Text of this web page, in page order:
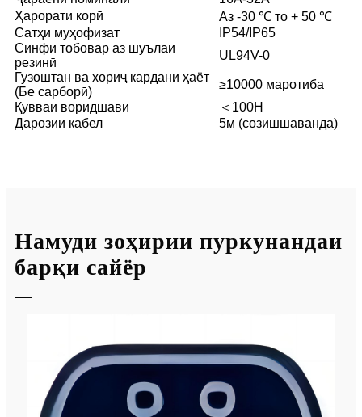
Ҳарорати корӣ
Аз -30 ℃ то + 50 ℃
Сатҳи муҳофизат
IP54/IP65
Синфи тобовар аз шӯълаи
резинӣ
UL94V-0
Гузоштан ва хориҷ кардани ҳаёт
(Бе сарборӣ)
≥10000 маротиба
Қувваи воридшавӣ
＜100Н
Дарозии кабел
5м (созишшаванда)
Намуди зоҳирии пуркунандаи
барқи сайёр